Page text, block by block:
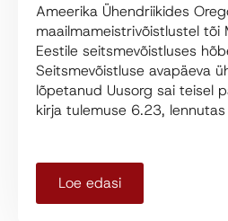
Ameerika Ühendriikides
maailmameistrivõistlustel tõi
Eestile seitsmevõistluses
Seitsmevõistluse avapäeva
lõpetanud Uusorg sai teisel
kirja tulemuse 6.23,
Loe edasi